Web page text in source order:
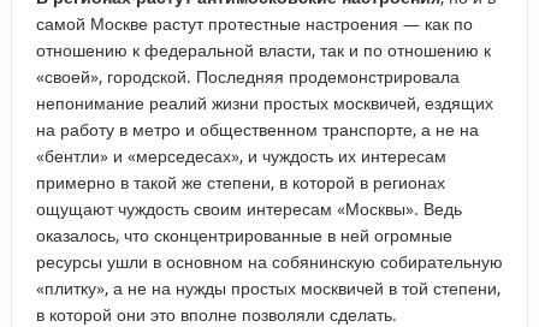
самой Москве растут протестные настроения — как по
отношению к федеральной власти, так и по отношению к
«своей», городской. Последняя продемонстрировала
непонимание реалий жизни простых москвичей, ездящих
на работу в метро и общественном транспорте, а не на
«бентли» и «мерседесах», и чуждость их интересам
примерно в такой же степени, в которой в регионах
ощущают чуждость своим интересам «Москвы». Ведь
оказалось, что сконцентрированные в ней огромные
ресурсы ушли в основном на собянинскую собирательную
«плитку», а не на нужды простых москвичей в той степени,
в которой они это вполне позволяли сделать.